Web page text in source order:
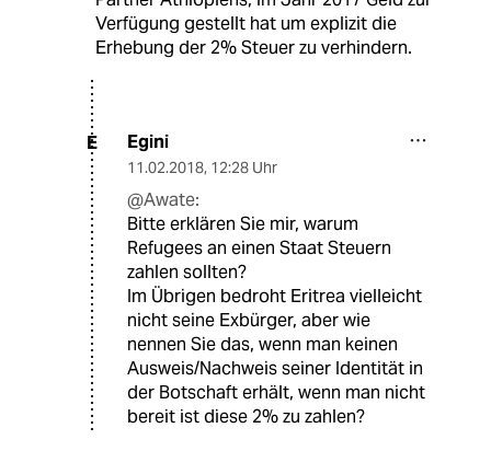
Verfügung gestellt hat um explizit die
Erhebung der 2% Steuer zu verhindern.
E Egini
11.02.2018, 12:28 Uhr
@Awate:
Bitte erklären Sie mir, warum
Refugees an einen Staat Steuern
zahlen sollten?
Im Übrigen bedroht Eritrea vielleicht
nicht seine Exbürger, aber wie
nennen Sie das, wenn man keinen
Ausweis/Nachweis seiner Identität in
der Botschaft erhält, wenn man nicht
bereit ist diese 2% zu zahlen?